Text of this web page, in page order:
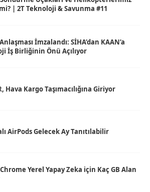
| 2T Teknoloji & Savunma #11
İmzalandı: SİHA’dan KAAN’a
İş Birliğinin Önü Açılıyor
Hava Kargo Taşımacılığına Giriyor
AirPods Gelecek Ay Tanıtılabilir
Yerel Yapay Zeka için Kaç GB Alan